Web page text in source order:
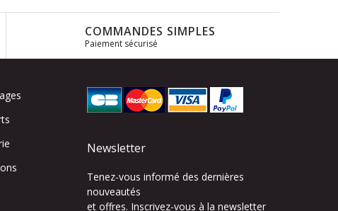
COMMANDES SIMPLES
Paiement sécurisé
Newsletter
Tenez-vous informé des dernières
nouveautés
et offres. Inscrivez-vous à la newsletter